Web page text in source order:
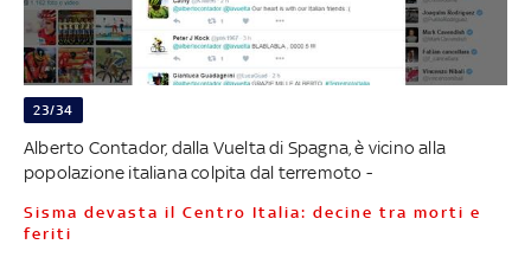
23/34
Alberto Contador, dalla Vuelta di Spagna, è vicino alla
popolazione italiana colpita dal terremoto -
Sisma devasta il Centro Italia: decine tra morti e
feriti